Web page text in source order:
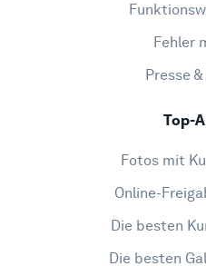
Fehler
Presse
Top-
Fotos mit
Online-
Die besten
Die besten